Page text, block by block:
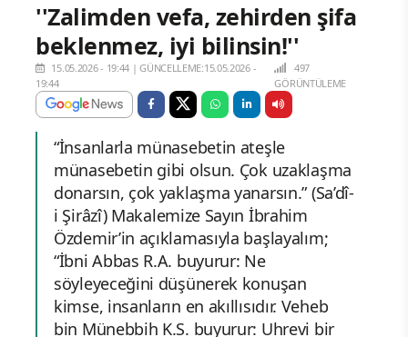
''Zalimden vefa, zehirden şifa
beklenmez, iyi bilinsin!''
15.05.2026 - 19:44 |GÜNCELLEME:15.05.2026 -
19:44
497
GÖRÜNTÜLEME
“İnsanlarla münasebetin ateşle
münasebetin gibi olsun. Çok uzaklaşma
donarsın, çok yaklaşma yanarsın.” (Sa’dî-
i Şirâzî) Makalemize Sayın İbrahim
Özdemir’in açıklamasıyla başlayalım;
“İbni Abbas R.A. buyurur: Ne
söyleyeceğini düşünerek konuşan
kimse, insanların en akıllısıdır. Veheb
bin Münebbih K.S. buyurur: Uhrevi bir